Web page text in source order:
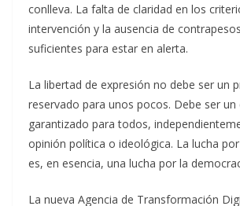
conlleva. La falta de claridad en los
intervención y la ausencia de
suficientes para estar en alerta.
La libertad de expresión no debe ser un
reservado para unos pocos. Debe ser un
garantizado para todos,
opinión política o ideológica. La lucha
es, en esencia, una lucha por la
La nueva Agencia de Transformación